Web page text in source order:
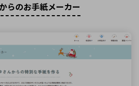
らのお手紙メーカー